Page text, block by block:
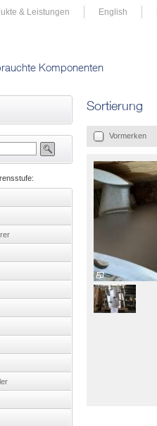
& Leistungen English
Komponenten
Sortierung
Vormerken